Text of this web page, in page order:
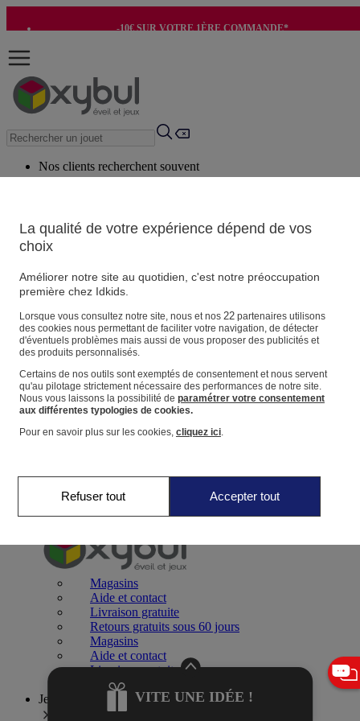
-10€ SUR VOTRE 1ÈRE COMMANDE*
Nos clients recherchent souvent
Conseils suggérés
Produits suggérés
Vos informations personnelles
Suivre une commande
Magasin
Panier
Favoris
Jeux 0-2 ans
Magasins
Aide et contact
Livraison gratuite
Retours gratuits sous 60 jours
Magasins
Aide et contact
Livraison gratuite
Retours gratuits sous 60 jours
Jeux 2-4 ans
VITE UNE IDÉE !
La qualité de votre expérience dépend de vos
choix
Améliorer notre site au quotidien, c'est notre préoccupation
première chez Idkids.
Lorsque vous consultez notre site, nous et nos 22partenaires utilisons
des cookies nous permettant de faciliter votre navigation, de détecter
d'éventuels problèmes mais aussi de vous proposer des publicités et
des produits personnalisés.
Certains de nos outils sont exemptés de consentement et nous servent
qu'au pilotage strictement nécessaire des performances de notre site.
Nous vous laissons la possibilité de paramétrer votre consentement
aux différentes typologies de cookies.
Pour en savoir plus sur les cookies, cliquez ici.
Refuser tout Accepter tout